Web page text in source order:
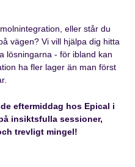
eller står du
vägen? Vi vill hjälpa dig hitta
lösningarna - för ibland kan
ha fler lager än man först
eftermiddag hos Epical i
insiktsfulla sessioner,
trevligt mingel!